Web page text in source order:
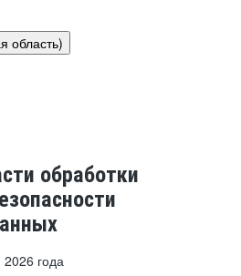
область)
обработки
года